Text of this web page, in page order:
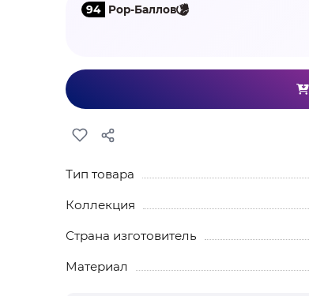
94 Pop-Баллов
Тип товара
Коллекция
Страна изготовитель
Материал